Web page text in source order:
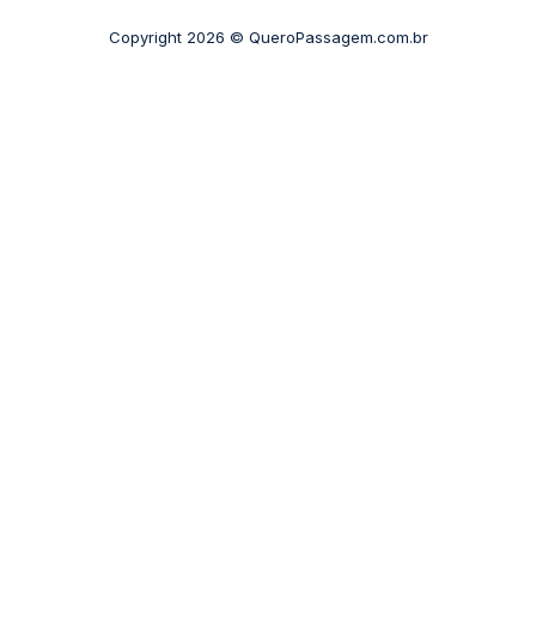
+ Rodoviárias
Copyright 2026 © QueroPassagem.com.br